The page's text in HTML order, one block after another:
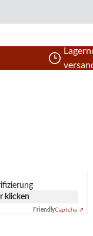
klicken
FriendlyCaptcha ⇗